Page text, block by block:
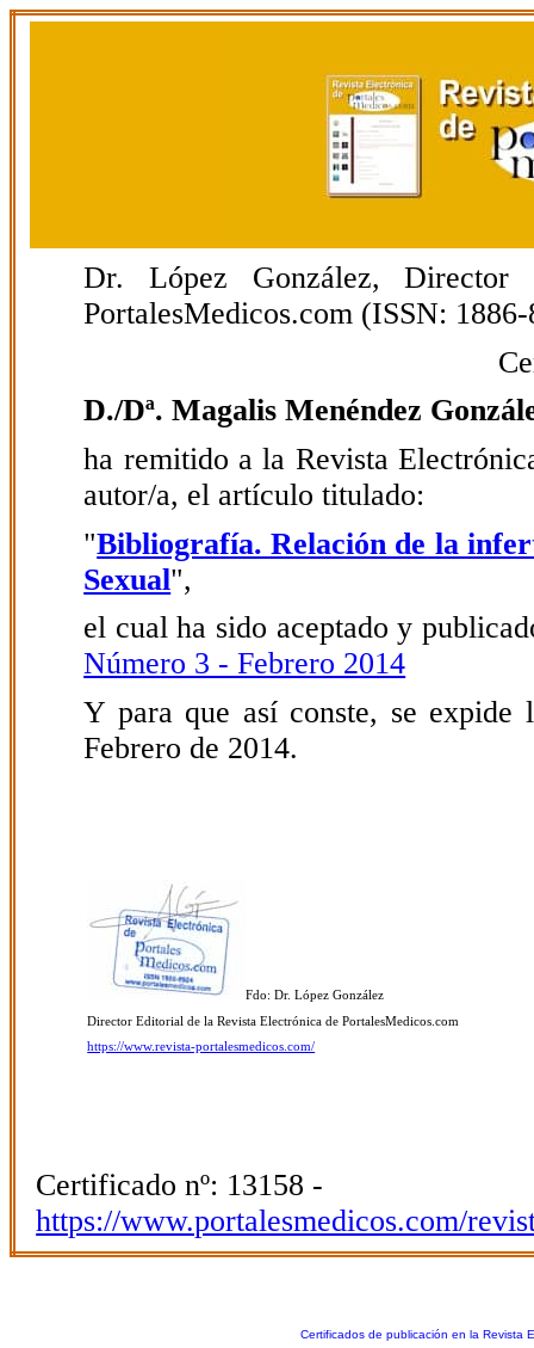
Dr. López González,
PortalesMedicos.com (ISSN:
D./Dª. Magalis Menéndez
ha remitido a la Revista
autor/a, el artículo titulado:
"Bibliografía. Relación de la
Sexual",
el cual ha sido aceptado y
Número 3 - Febrero 2014
Y para que así conste, se
Febrero de 2014.
Fdo: Dr. López González
Director Editorial de la Revista Electrónica de PortalesMedicos.com
https://www.revista-portalesmedicos.com/
Certificado nº: 13158 -
https://www.portalesmedicos.com/
Certificados de publicación en la Revista